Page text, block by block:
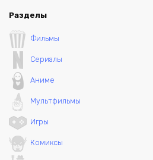
Разделы
Фильмы
Сериалы
Аниме
Мультфильмы
Игры
Комиксы